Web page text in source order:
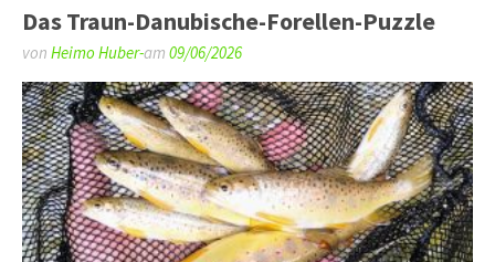
Das Traun-Danubische-Forellen-Puzzle
von Heimo Huber-am 09/06/2026